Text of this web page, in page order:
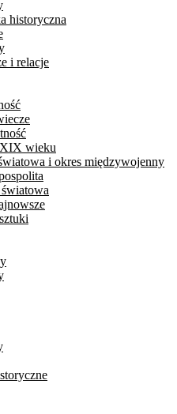
historyczna
i relacje
wieku
i okres międzywojenny